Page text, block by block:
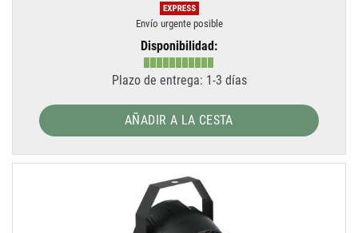
Envío urgente posible
Disponibilidad:
Plazo de entrega: 1-3 días
AÑADIR A LA CESTA